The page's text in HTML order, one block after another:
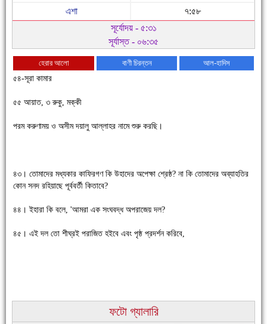
এশা
৭:৫৮
সূর্যোদয় - ৫:৩১
সূর্যাস্ত - ০৬:৩৫
হেরার আলো বাণী চিরন্তন
আল-হাদিস
৫৪-সূরা কামার
৫৫ আয়াত, ৩ রুকু, মক্কী
পরম করুণাময় ও অসীম দয়ালু আল্লাহর নামে শুরু করছি।
৪৩। তোমাদের মধ্যকার কাফিরগণ কি উহাদের অপেক্ষা শ্রেষ্ঠ? না কি তোমাদের অব্যাহতির
কোন সনদ রহিয়াছে পূর্ববর্তী কিতাবে?
৪৪। ইহারা কি বলে, 'আমরা এক সংঘবদ্ধ অপরাজেয় দল?
৪৫। এই দল তো শীঘ্রই পরাজিত হইবে এবং পৃষ্ঠ প্রদর্শন করিবে,
ফটো গ্যালারি
চাঁদপুরের মানুষ তাদের পুরোটা দিয়ে আমাকে আপন করে নিয়েছে